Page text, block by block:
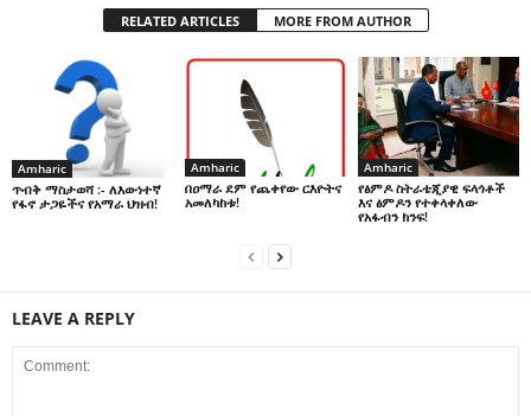
RELATED ARTICLES MORE FROM AUTHOR
Amharic
ጥብቅ ማስታወሻ :- ለእውነተኛ
የፋኖ ታጋዬችና የአማራ ህዝብ!
Amharic
በዐማራ ደም የጨቀየው ርእዮትና
አመለካከቱ!
Amharic
የፅምዶ ስትራቴጂያዊ ፍላጎቶች
እና ፅምዶን የተቀላቀለው
የአፋብን ክንፍ!
LEAVE A REPLY